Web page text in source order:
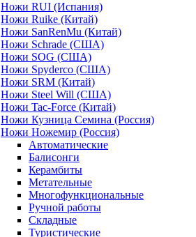
Ножи RUI (Испания)
Ножи Ruike (Китай)
Ножи SanRenMu (Китай)
Ножи Schrade (США)
Ножи SOG (США)
Ножи Spyderco (США)
Ножи SRM (Китай)
Ножи Steel Will (США)
Ножи Tac-Force (Китай)
Ножи Кузница Семина (Россия)
Ножи Ножемир (Россия)
Автоматические
Балисонги
Керамбиты
Метательные
Многофункциональные
Ручной работы
Складные
Туристические